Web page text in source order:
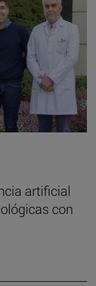
artificial
con